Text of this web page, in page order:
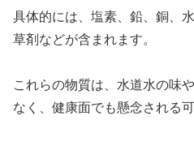
具体的には、塩素、鉛、銅、
草剤などが含まれます。
これらの物質は、水道水の味
なく、健康面でも懸念される